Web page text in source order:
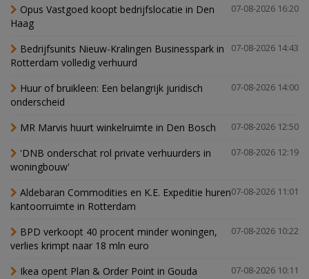
07-08-2026 16:20
Opus Vastgoed koopt bedrijfslocatie in Den
Haag
07-08-2026 14:43
Bedrijfsunits Nieuw-Kralingen Businesspark in
Rotterdam volledig verhuurd
07-08-2026 14:00
Huur of bruikleen: Een belangrijk juridisch
onderscheid
07-08-2026 12:50
MR Marvis huurt winkelruimte in Den Bosch
07-08-2026 12:19
'DNB onderschat rol private verhuurders in
woningbouw'
07-08-2026 11:01
Aldebaran Commodities en K.E. Expeditie huren
kantoorruimte in Rotterdam
07-08-2026 10:22
BPD verkoopt 40 procent minder woningen,
verlies krimpt naar 18 mln euro
07-08-2026 10:11
Ikea opent Plan & Order Point in Gouda